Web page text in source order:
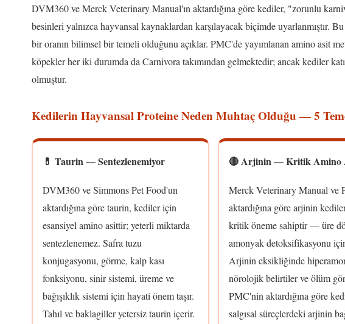
DVM360 ve Merck Veterinary Manual'ın aktardığına göre kediler, "zorunlu
besinleri yalnızca hayvansal kaynaklardan karşılayacak biçimde uyarlanmıştır.
bir oranın bilimsel bir temeli olduğunu açıklar. PMC'de yayımlanan amino asit
köpekler her iki durumda da Carnivora takımından gelmektedir; ancak kediler
olmuştur.
Kedilerin Hayvansal Proteine Neden Muhtaç Olduğu — 5
💊 Taurin — Sentezlenemiyor
DVM360 ve Simmons Pet Food'un
aktardığına göre taurin, kediler için
esansiyel amino asittir; yeterli miktarda
sentezlenemez. Safra tuzu
konjugasyonu, görme, kalp kası
fonksiyonu, sinir sistemi, üreme ve
bağışıklık sistemi için hayati önem taşır.
Tahıl ve baklagiller yetersiz taurin içerir.
🔴 Arjinin — Kritik Amino
Merck Veterinary Manual ve
aktardığına göre arjinin
kritik öneme sahiptir — üre
amonyak detoksifikasyonu
Arjinin eksikliğinde
nörolojik belirtiler ve ölüm
PMC'nin aktardığına göre
salgısal süreçlerdeki arjinin